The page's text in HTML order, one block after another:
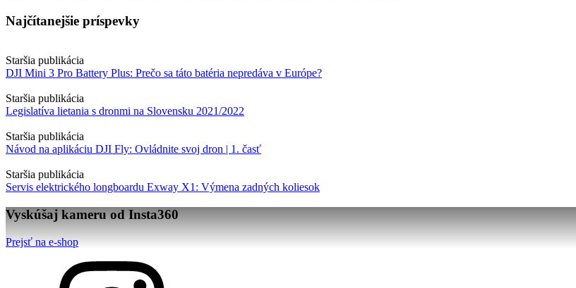
Najčítanejšie príspevky
Staršia publikácia
DJI Mini 3 Pro Battery Plus: Prečo sa táto batéria nepredáva v Európe?
Staršia publikácia
Legislatíva lietania s dronmi na Slovensku 2021/2022
Staršia publikácia
Návod na aplikáciu DJI Fly: Ovládnite svoj dron | 1. časť
Staršia publikácia
Servis elektrického longboardu Exway X1: Výmena zadných koliesok
Vyskúšaj kameru od Insta360
Prejsť na e-shop